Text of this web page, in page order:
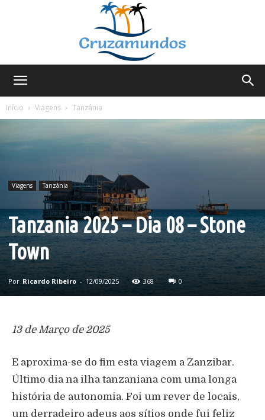
Início
Viagens Tanzânia
Viagens Tanzânia
Tanzania 2025 – Dia 08 – Stone
Town
Por Ricardo Ribeiro - 12/09/2025 368 0
13 de Março de 2025
E aproxima-se do fim esta viagem a Zanzibar.
Último dia na ilha tanzaniana com uma longa
história de autonomia. Foi um rever de locais,
um derradeiro adeus aos sítios onde fui feliz